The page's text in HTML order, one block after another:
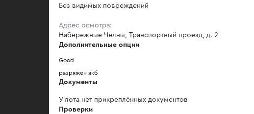
Без видимых повреждений
Адрес осмотра:
Набережные Челны, Транспортный проезд, д. 2
Дополнительные опции
Good
разряжен акб
Документы
У лота нет прикреплённых документов
Проверки